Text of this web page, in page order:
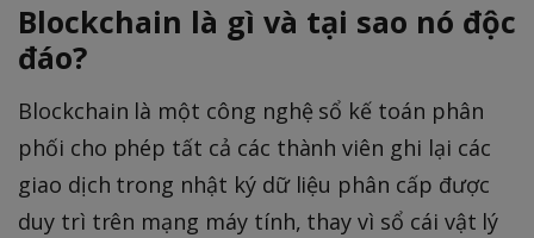
Blockchain là gì và tại sao nó độc
đáo?
Blockchain là một công nghệ sổ kế toán phân
phối cho phép tất cả các thành viên ghi lại các
giao dịch trong nhật ký dữ liệu phân cấp được
duy trì trên mạng máy tính, thay vì sổ cái vật lý